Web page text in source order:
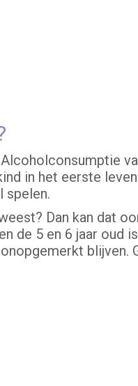
in het eerste
spelen.
Dan kan dat
de 5 en 6 jaar oud
blijven.